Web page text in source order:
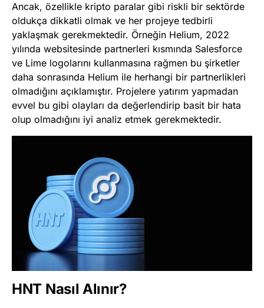
Ancak, özellikle kripto paralar gibi riskli bir sektörde
oldukça dikkatli olmak ve her projeye tedbirli
yaklaşmak gerekmektedir. Örneğin Helium, 2022
yılında websitesinde partnerleri kısmında Salesforce
ve Lime logolarını kullanmasına rağmen bu şirketler
daha sonrasında Helium ile herhangi bir partnerlikleri
olmadığını açıklamıştır. Projelere yatırım yapmadan
evvel bu gibi olayları da değerlendirip basit bir hata
olup olmadığını iyi analiz etmek gerekmektedir.
HNT Nasıl Alınır?